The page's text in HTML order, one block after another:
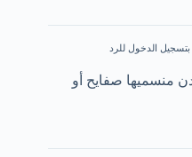
الدخول للرد
منسميها صفايح أو